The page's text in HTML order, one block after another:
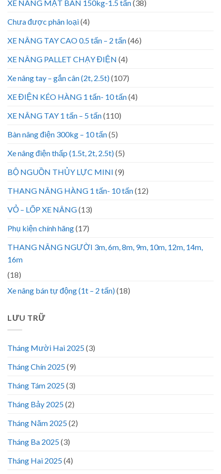
XE NÂNG MẶT BÀN 150kg-1.5 tấn(38)
Chưa được phân loại(4)
XE NÂNG TAY CAO 0.5 tấn – 2 tấn(46)
XE NÂNG PALLET CHẠY ĐIỆN (4)
Xe nâng tay – gắn cân (2t, 2.5t)(107)
XE ĐIỆN KÉO HÀNG 1 tấn- 10 tấn(4)
XE NÂNG TAY 1 tấn – 5 tấn(110)
Bàn nâng điện 300kg – 10 tấn(5)
Xe nâng điện thấp (1.5t, 2t, 2.5t)(5)
BỘ NGUỒN THỦY LỰC MINI (9)
THANG NÂNG HÀNG 1 tấn- 10 tấn(12)
VỎ – LỐP XE NÂNG(13)
Phụ kiện chính hãng(17)
THANG NÂNG NGƯỜI 3m, 6m, 8m, 9m, 10m, 12m, 14m,
16m
(18)
Xe nâng bán tự động (1t – 2 tấn)(18)
LƯU TRỮ
Tháng Mười Hai 2025(3)
Tháng Chín 2025(9)
Tháng Tám 2025(3)
Tháng Bảy 2025(2)
Tháng Năm 2025(2)
Tháng Ba 2025(3)
Tháng Hai 2025(4)